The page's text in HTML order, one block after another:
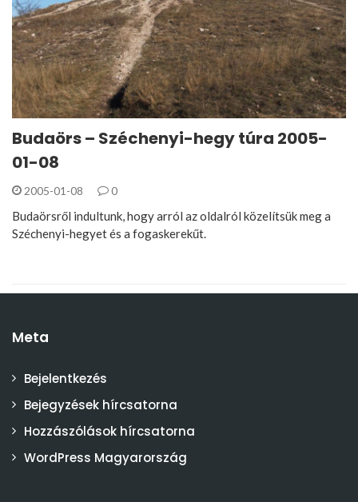
Budaörs – Széchenyi-hegy túra 2005-
01-08
2005-01-08 0
Budaörsről indultunk, hogy arról az oldalról közelítsük meg a
Széchenyi-hegyet és a fogaskerekűt.
Meta
Bejelentkezés
Bejegyzések hírcsatorna
Hozzászólások hírcsatorna
WordPress Magyarország